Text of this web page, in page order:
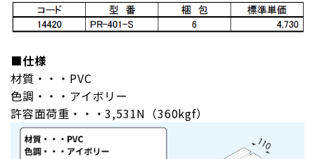
■仕様
材質・・・PVC
色調・・・アイボリー
許容面荷重・・・3,531N（360kgf）